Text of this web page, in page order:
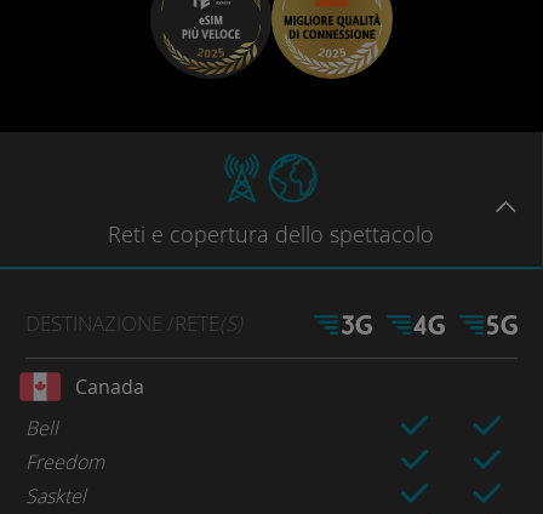
Reti e copertura dello spettacolo
DESTINAZIONE /RETE(S)
Canada
Bell
Freedom
Sasktel